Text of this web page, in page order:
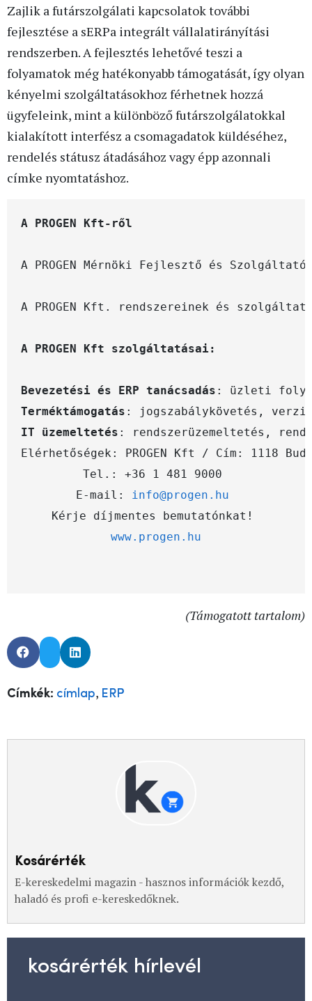
Zajlik a futárszolgálati kapcsolatok további
fejlesztése a sERPa integrált vállalatirányítási
rendszerben. A fejlesztés lehetővé teszi a
folyamatok még hatékonyabb támogatását, így olyan
kényelmi szolgáltatásokhoz férhetnek hozzá
ügyfeleink, mint a különböző futárszolgálatokkal
kialakított interfész a csomagadatok küldéséhez,
rendelés státusz átadásához vagy épp azonnali
címke nyomtatáshoz.
A PROGEN Mérnöki Fejlesztő és
A PROGEN Kft. rendszereinek és
Bevezetési és ERP tanácsadás
Terméktámogatás
IT üzemeltetés
Elérhetőségek: PROGEN Kft / Cím: 1118
Tel.: +36 1 481 9000
E-mail: info@progen.hu
www.progen.hu
(Támogatott tartalom)
Címkék: címlap, ERP
Kosárérték
E-kereskedelmi magazin - hasznos információk kezdő,
haladó és profi e-kereskedőknek.
kosárérték hírlevél